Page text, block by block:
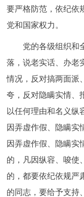
要严格防范，依纪依
党和国家权力。
党的各级组织和全
落，说老实话、办老
情况，反对搞两面派
夸，反对隐瞒实情、
以任何理由和名义纵
因弄虚作假、隐瞒实
因弄虚作假、隐瞒实
的，凡因纵容、唆使
的，都要依纪依规严
的同志，要给予支持